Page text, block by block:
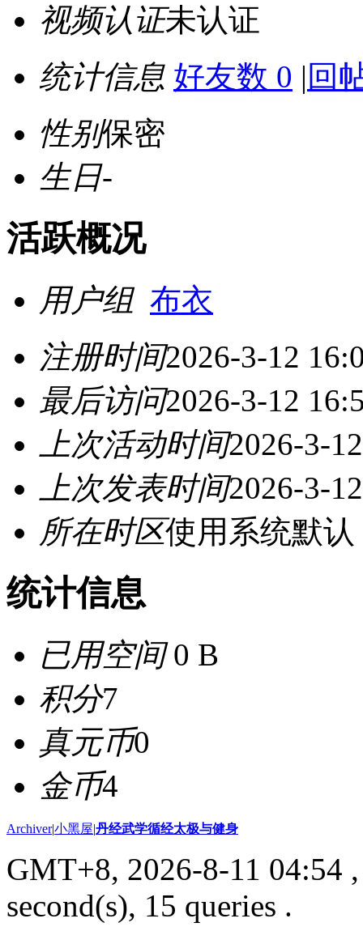
视频认证未认证
统计信息 好友数 0 | 回
性别保密
生日-
活跃概况
用户组 布衣
注册时间2026-3-12
最后访问2026-3-12
上次活动时间2026-3-
上次发表时间2026-3-
所在时区使用系统默认
统计信息
已用空间0 B
积分7
真元币0
金币4
Archiver|小黑屋|丹经武学循经太极与健身
GMT+8, 2026-8-11 04:54
second(s), 15 queries .